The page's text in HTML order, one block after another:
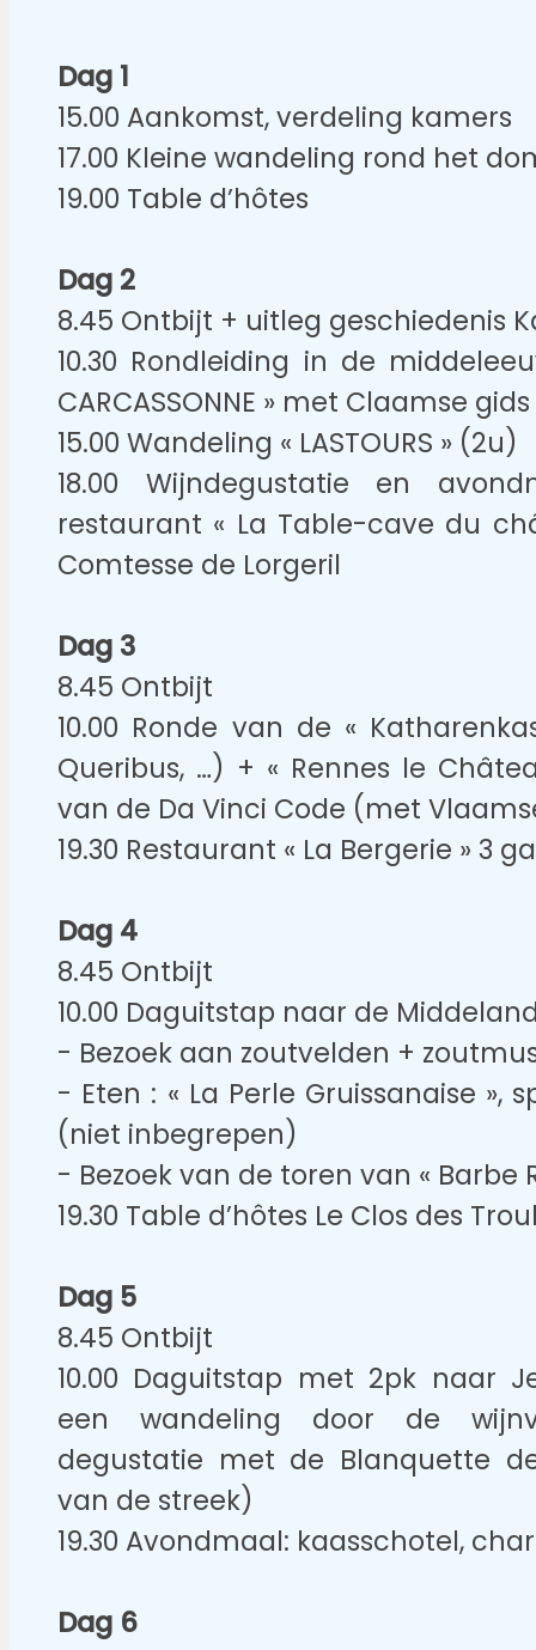
Dag 1
15.00 Aankomst, verdeling kamers
17.00 Kleine wandeling rond het
19.00 Table d’hôtes
Dag 2
8.45 Ontbijt + uitleg geschiedenis
10.30 Rondleiding in de
CARCASSONNE » met Claamse
15.00 Wandeling « LASTOURS » (2u)
18.00 Wijndegustatie en
restaurant « La Table-cave du
Comtesse de Lorgeril
Dag 3
8.45 Ontbijt
10.00 Ronde van de «
Queribus, …) + « Rennes le
van de Da Vinci Code (met
19.30 Restaurant « La Bergerie » 3
Dag 4
8.45 Ontbijt
10.00 Daguitstap naar de
- Bezoek aan zoutvelden +
- Eten : « La Perle Gruissanaise »,
(niet inbegrepen)
- Bezoek van de toren van « Barbe
19.30 Table d’hôtes Le Clos des
Dag 5
8.45 Ontbijt
10.00 Daguitstap met 2pk naar
een wandeling door de
degustatie met de Blanquette
van de streek)
19.30 Avondmaal: kaasschotel,
Dag 6